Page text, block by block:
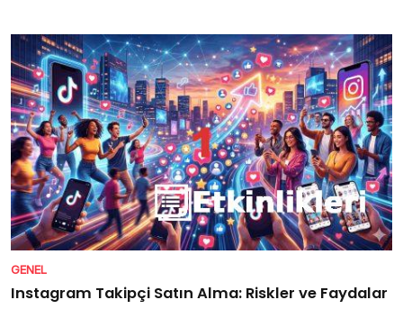
GENEL
Instagram Takipçi Satın Alma: Riskler ve Faydalar